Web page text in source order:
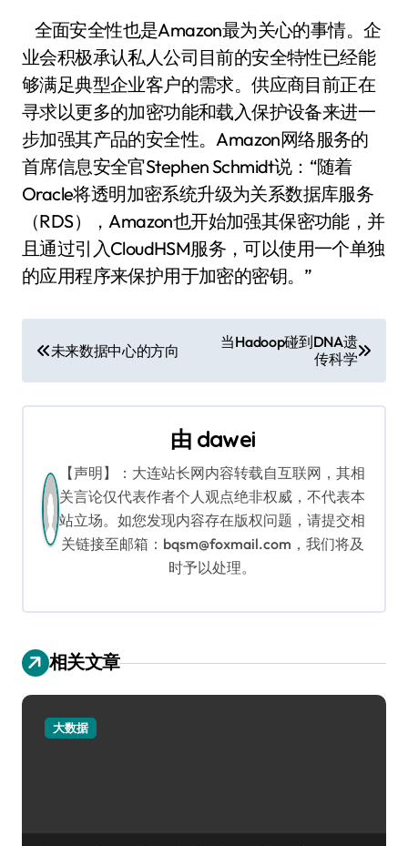
全面安全性也是Amazon最为关心的事情。企
业会积极承认私人公司目前的安全特性已经能
够满足典型企业客户的需求。供应商目前正在
寻求以更多的加密功能和载入保护设备来进一
步加强其产品的安全性。Amazon网络服务的
首席信息安全官Stephen Schmidt说：“随着
Oracle将透明加密系统升级为关系数据库服务
（RDS），Amazon也开始加强其保密功能，并
且通过引入CloudHSM服务，可以使用一个单独
的应用程序来保护用于加密的密钥。”
文
章
导
未来数据中心的方向
当Hadoop碰到DNA遗
传科学
由 dawei
【声明】：大连站长网内容转载自互联网，其相
关言论仅代表作者个人观点绝非权威，不代表本
站立场。如您发现内容存在版权问题，请提交相
关链接至邮箱：bqsm@foxmail.com，我们将及
时予以处理。
相关文章
大数据